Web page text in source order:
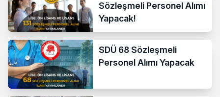
Sözleşmeli Personel Alımı
Yapacak!
SDÜ 68 Sözleşmeli
Personel Alımı Yapacak